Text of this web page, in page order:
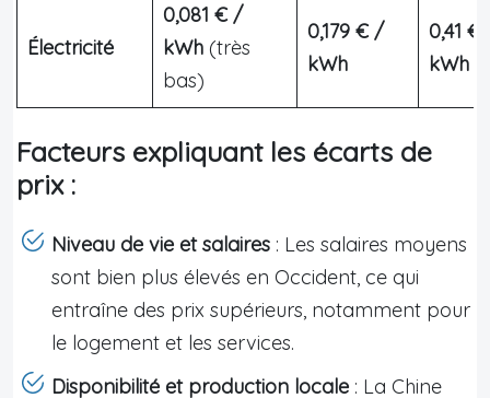
Électricité
0,081 € /
kWh (très
bas)
0,179 € /
kWh
0,41 €
kWh
Facteurs expliquant les écarts de
prix :
Niveau de vie et salaires : Les salaires moyens
sont bien plus élevés en Occident, ce qui
entraîne des prix supérieurs, notamment pour
le logement et les services.
Disponibilité et production locale : La Chine